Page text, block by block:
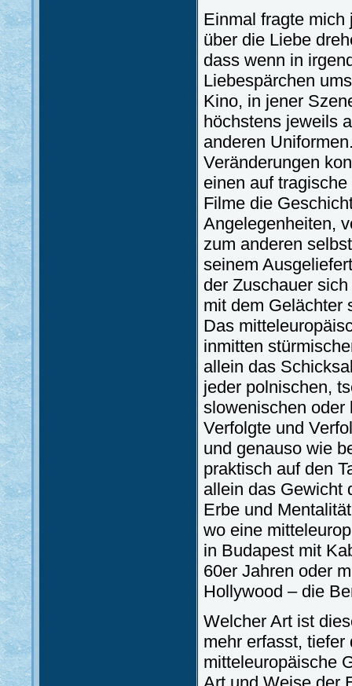
Einmal fragte mich
über die Liebe
dass wenn in
Liebespärchen
Kino, in jener
höchstens jeweils
anderen
Veränderungen
einen auf
Filme die
Angelegenheiten,
zum anderen
seinem
der Zuschauer
mit dem Gelächter
Das
inmitten
allein das
jeder polnischen,
slowenischen oder
Verfolgte und
und genauso wie
praktisch auf den
allein das Gewicht
Erbe und
wo eine
in Budapest mit
60er Jahren oder
Hollywood – die
Welcher Art ist
mehr erfasst,
mitteleuropäische